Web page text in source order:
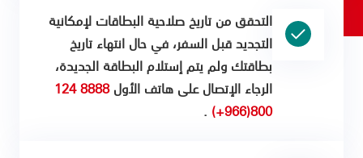
التحقق من تاريخ صلاحية البطاقات لإمكانية
التجديد قبل السفر، في حال انتهاء تاريخ
بطاقتك ولم يتم إستلام البطاقة الجديدة،
الرجاء الإتصال على هاتف الأول
8888 124
800(966+)
.